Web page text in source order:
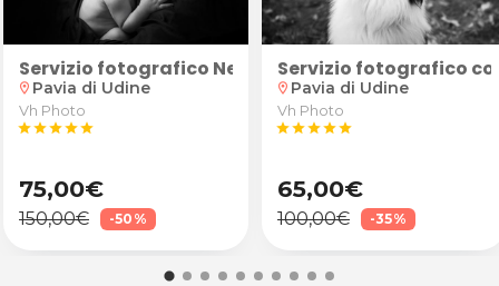
d'oca matrimoniale o coperta in lana
Fitness presso il Centro Attività Motorie
Fusion Pilates e Yoga Fitness presso il
o relazionali? 1 o 3 Sessioni di Coaching
Servizio fotografico New Born Baby
location_on Pavia di Udine
Vh Photo
starstarstarstarstar
75,00€
150,00€ -50%
Servizio fotografico
location_on Pavia di Udine
Vh Photo
starstarstarstarstar
65,00€
100,00€ -35%